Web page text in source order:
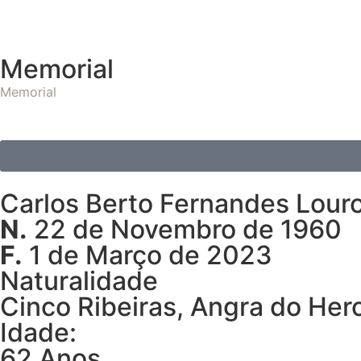
Memorial
Memorial
Carlos Berto Fernandes
N. 22 de Novembro de 1960
F. 1 de Março de 2023
Naturalidade
Cinco Ribeiras, Angra do
Idade: